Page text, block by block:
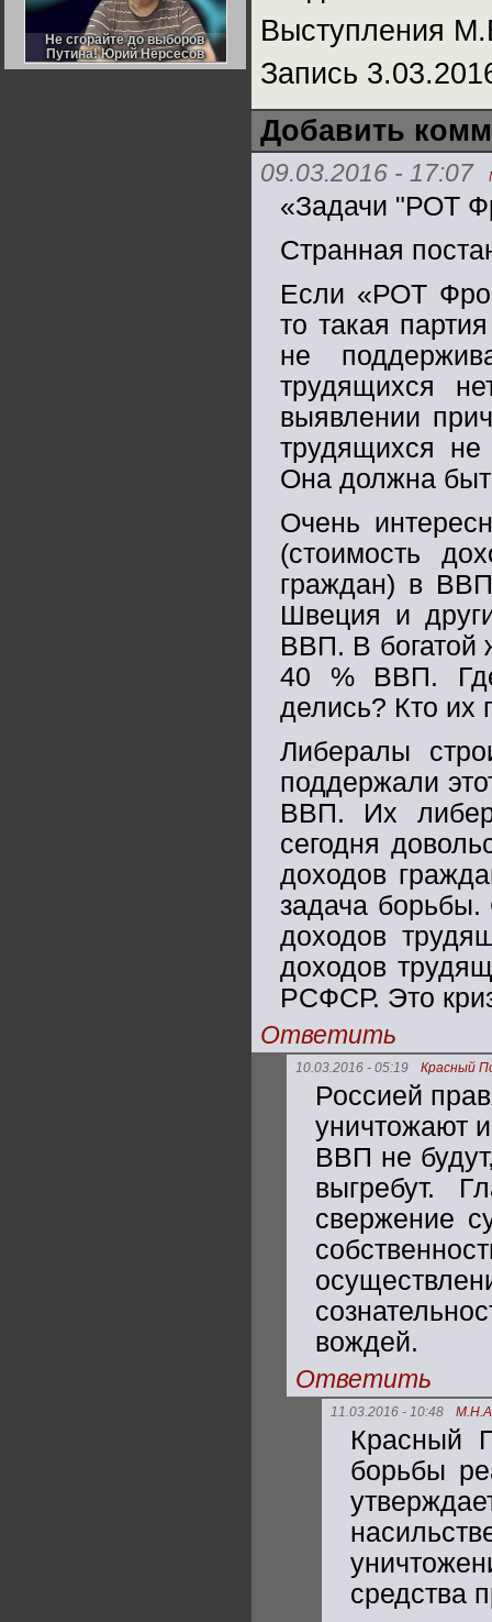
Германии:
парламентская
демократия или
диктатура
пролетариата?
Деятельность
Не сгорайте до выборов
Путина! Юрий Нерсесов
Не сгорайте до выборов
Путина! Юрий Нерсесов
Выступления
Запись
Добавить
09.03.2016 - 17:07
«Задачи "РОТ
Странная
Если «РОТ
то такая
не
трудящихся
выявлении
трудящихся
Она должна
Очень
(стоимость
граждан) в
Швеция и
ВВП. В богатой
40 % ВВП.
делись? Кто их
Либералы
поддержали
ВВП. Их
сегодня
доходов
задача
доходов
доходов
РСФСР. Это
Ответить
10.03.2016 - 05:19 Красный
Россией
уничтожают
ВВП не
выгребут.
свержение
вождей.
Ответить
11.03.2016 - 10:48
Красный
борьбы
средства